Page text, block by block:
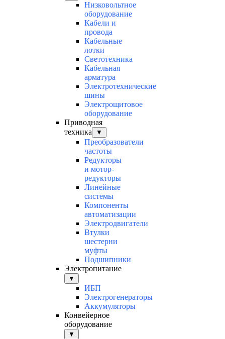
Низковольтное
оборудование
Кабели и
провода
Кабельные
лотки
Светотехника
Кабельная
арматура
Электротехнические
шины
Электрощитовое
оборудование
Приводная
техника
▼
Преобразователи
частоты
Редукторы
и мотор-
редукторы
Линейные
системы
Компоненты
автоматизации
Электродвигатели
Втулки
шестерни
муфты
Подшипники
Электропитание
▼
ИБП
Электрогенераторы
Аккумуляторы
Конвейерное
оборудование
▼